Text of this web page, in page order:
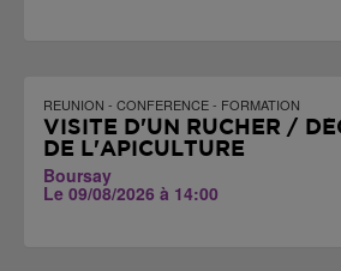
REUNION - CONFERENCE - FORMATION
VISITE D'UN RUCHER /
DE L'APICULTURE
Boursay
Le 09/08/2026 à 14:00